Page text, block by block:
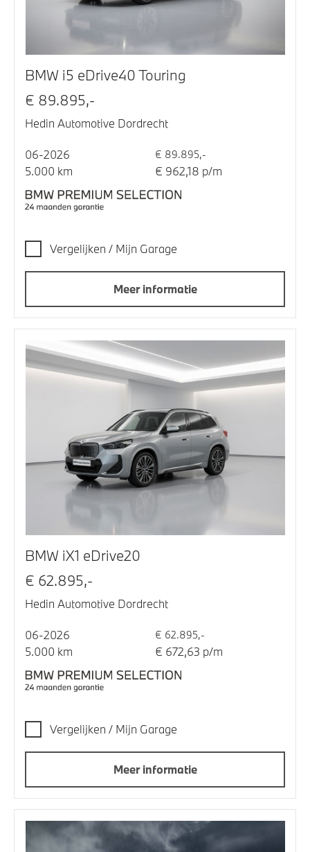
BMW i5 eDrive40 Touring
€ 89.895,-
Hedin Automotive Dordrecht
06-2026 € 89.895,-
5.000 km € 962,18 p/m
Vergelijken / Mijn Garage
Meer informatie
BMW iX1 eDrive20
€ 62.895,-
Hedin Automotive Dordrecht
06-2026 € 62.895,-
5.000 km € 672,63 p/m
Vergelijken / Mijn Garage
Meer informatie